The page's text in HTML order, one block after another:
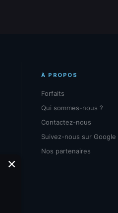
À PROPOS
Forfaits
Qui sommes-nous ?
Contactez-nous
Suivez-nous sur Google
Nos partenaires
×